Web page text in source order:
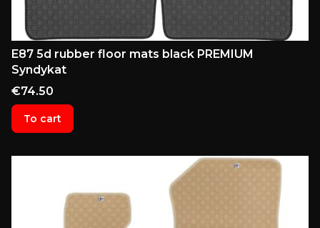
E87 5d rubber floor mats black PREMIUM
Syndykat
Price
€74.50
To cart